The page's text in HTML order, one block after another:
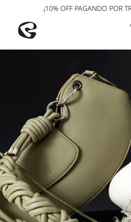
¡10% OFF PAGANDO POR